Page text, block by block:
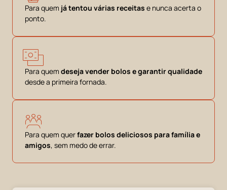
Para quem já tentou várias receitas e nunca acerta o
ponto.
Para quem deseja vender bolos e garantir qualidade
desde a primeira fornada.
Para quem querfazer bolos deliciosos para família e
amigos, sem medo de errar.